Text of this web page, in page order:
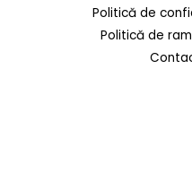
Politică de
Politică de